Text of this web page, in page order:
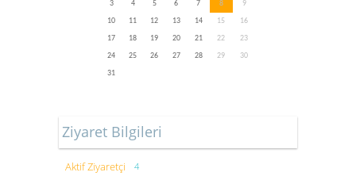
3
4 5 6 7 8
9
10
11 12 13 14 15
16
17
18 19 20 21 22
23
24
25 26 27 28 29
30
31
Ziyaret Bilgileri
Aktif Ziyaretçi 4